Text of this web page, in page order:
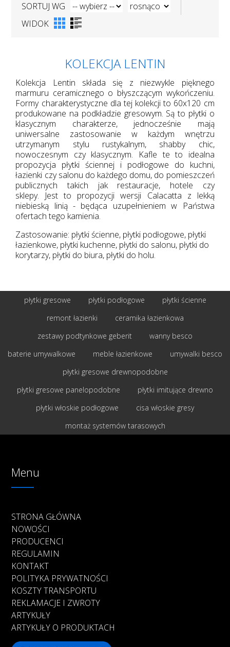
SORTUJ WG
WIDOK
KOLEKCJA LENTIN
Kolekcja Lentin składa się z niezwykle pięknego
marmuru ceramicznego o błyszczącym wykończeniu.
Formy charakterystyczne dla tej kolekcji to 60x120 cm
produkowane na podkładzie gresowym. Są to płytki o
klasycznym charakterze, jednocześnie mają
uniwersalne zastosowanie w każdym wnętrzu
utrzymanym stylu rustykalnym, shabby chic,
nowoczesnym czy klasycznym. Kafle te to idealna
propozycja płytki ściennej i podłogowe do kuchni,
łazienki czy salonu do każdego domu, do pomieszczeń
publicznych takich jak restauracje, hotele czy
sklepy. Jest to propozycji wersji Calacatta z lekką
niebieską linią - będąca uzupełnieniem w Państwa
ofertach tego kamienia.
Zastosowanie: płytki ścienne, płytki podłogowe, płytki
łazienkowe, płytki kuchenne, płytki do salonu, płytki do
korytarzy, płytki do biura, płytki do holu.
płytki gresowe płytki podłogowe
płytki ścienne
remont łazienki
ceramika łazienkowa
zestawy podtynkowe geberit
wanny besco
baterie umywalkowe
meble łazienkowe
umywalki besco
płytki gresowe drewnopodobne
płytki gresowe panelopodobne
płytki imitujące drewno
płytki włoskie podłogowe
cisa włoskie gresy
montaż systemów tarasowych
Menu
STRONA GŁÓWNA
NOWOŚCI
PRODUCENCI
REGULAMIN
KONTAKT
POLITYKA PRYWATNOŚCI
KOSZTY TRANSPORTU
REKLAMACJE I ZWROTY
ARTYKUŁY
ARTYKUŁY O PRODUKTACH